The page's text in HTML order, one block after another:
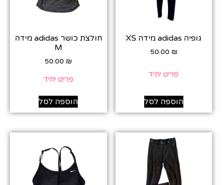
גופיה adidas מידה XS
50.00 ₪
פריט יחיד
הוספה לסל
חולצת כושר adidas מידה
M
50.00 ₪
פריט יחיד
הוספה לסל